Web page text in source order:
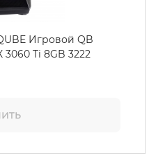
Игровой QB
3060 Ti 8GB 3222